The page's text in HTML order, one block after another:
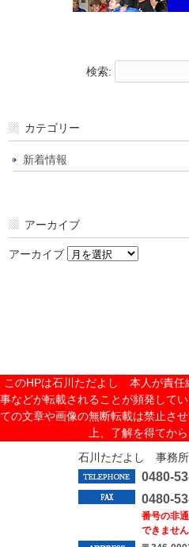
検索:
カテゴリー
新着情報
アーカイブ
アーカイブ
このHPは石川ただよし 本人が責任
事などが転載されることが頻発して
ての文章や画像の無断転載は禁止さ
上、了解を得てか
石川ただよし 事務所
0480-
0480-
番号の非
できません